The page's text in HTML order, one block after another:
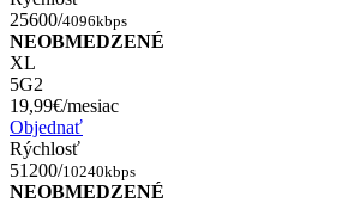
25600/4096kbps
NEOBMEDZENÉ
XL
5G2
19,99€/mesiac
Objednať
Rýchlosť
51200/10240kbps
NEOBMEDZENÉ